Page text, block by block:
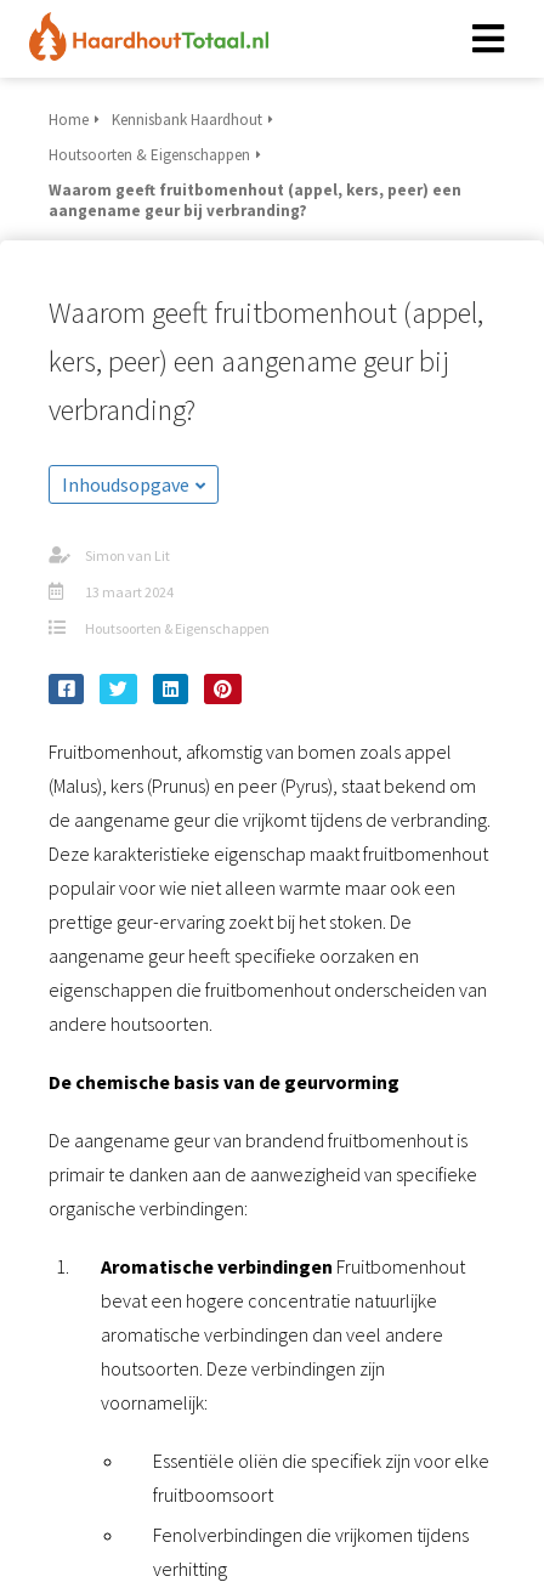
Home
Kennisbank Haardhout
Houtsoorten & Eigenschappen
Waarom geeft fruitbomenhout (appel, kers, peer) een
aangename geur bij verbranding?
Waarom geeft fruitbomenhout (appel,
kers, peer) een aangename geur bij
verbranding?
Inhoudsopgave
Simon van Lit
13 maart 2024
Houtsoorten & Eigenschappen
Fruitbomenhout, afkomstig van bomen zoals appel
(Malus), kers (Prunus) en peer (Pyrus), staat bekend om
de aangename geur die vrijkomt tijdens de verbranding.
Deze karakteristieke eigenschap maakt fruitbomenhout
populair voor wie niet alleen warmte maar ook een
prettige geur-ervaring zoekt bij het stoken. De
aangename geur heeft specifieke oorzaken en
eigenschappen die fruitbomenhout onderscheiden van
andere houtsoorten.
De chemische basis van de geurvorming
De aangename geur van brandend fruitbomenhout is
primair te danken aan de aanwezigheid van specifieke
organische verbindingen:
Aromatische verbindingen Fruitbomenhout
bevat een hogere concentratie natuurlijke
aromatische verbindingen dan veel andere
houtsoorten. Deze verbindingen zijn
voornamelijk:
Essentiële oliën die specifiek zijn voor elke
fruitboomsoort
Fenolverbindingen die vrijkomen tijdens
verhitting